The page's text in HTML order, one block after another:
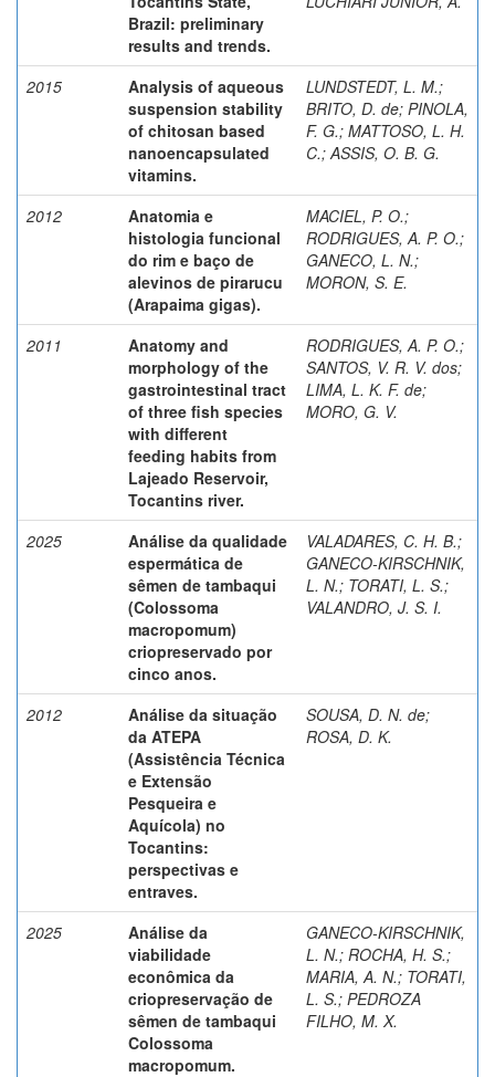
Brazil: preliminary
results and trends.
2015
Analysis of aqueous
suspension stability
of chitosan based
nanoencapsulated
vitamins.
LUNDSTEDT, L. M.;
BRITO, D. de; PINOLA,
F. G.; MATTOSO, L. H.
C.; ASSIS, O. B. G.
2012
Anatomia e
histologia funcional
do rim e baço de
alevinos de pirarucu
(Arapaima gigas).
MACIEL, P. O.;
RODRIGUES, A. P. O.;
GANECO, L. N.;
MORON, S. E.
2011
Anatomy and
morphology of the
gastrointestinal tract
of three fish species
with different
feeding habits from
Lajeado Reservoir,
Tocantins river.
RODRIGUES, A. P. O.;
SANTOS, V. R. V. dos;
LIMA, L. K. F. de;
MORO, G. V.
2025
Análise da qualidade
espermática de
sêmen de tambaqui
(Colossoma
macropomum)
criopreservado por
cinco anos.
VALADARES, C. H. B.;
GANECO-KIRSCHNIK,
L. N.; TORATI, L. S.;
VALANDRO, J. S. I.
2012
Análise da situação
da ATEPA
(Assistência Técnica
e Extensão
Pesqueira e
Aquícola) no
Tocantins:
perspectivas e
entraves.
SOUSA, D. N. de;
ROSA, D. K.
2025
Análise da
viabilidade
econômica da
criopreservação de
sêmen de tambaqui
Colossoma
macropomum.
GANECO-KIRSCHNIK,
L. N.; ROCHA, H. S.;
MARIA, A. N.; TORATI,
L. S.; PEDROZA
FILHO, M. X.